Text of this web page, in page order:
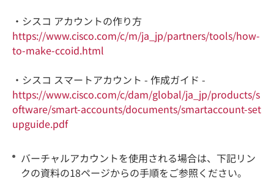
・シスコ アカウントの作り方
https://www.cisco.com/c/m/ja_jp/partners/tools/how-
to-make-ccoid.html
・シスコ スマートアカウント - 作成ガイド -
https://www.cisco.com/c/dam/global/ja_jp/products/s
oftware/smart-accounts/documents/smartaccount-set
upguide.pdf
バーチャルアカウントを使用される場合は、下記リン
クの資料の18ページからの手順をご参照ください。